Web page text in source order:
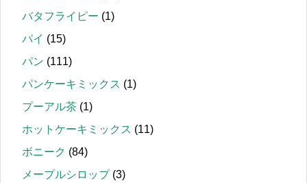
バタフライピー (1)
パイ (15)
パン (111)
パンケーキミックス (1)
プーアル茶 (1)
ホットケーキミックス (11)
ボニーク (84)
メープルシロップ(3)